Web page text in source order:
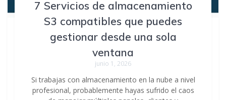
7 Servicios de almacenamiento
S3 compatibles que puedes
gestionar desde una sola
ventana
junio 1, 2026
Si trabajas con almacenamiento en la nube a nivel
profesional, probablemente hayas sufrido el caos